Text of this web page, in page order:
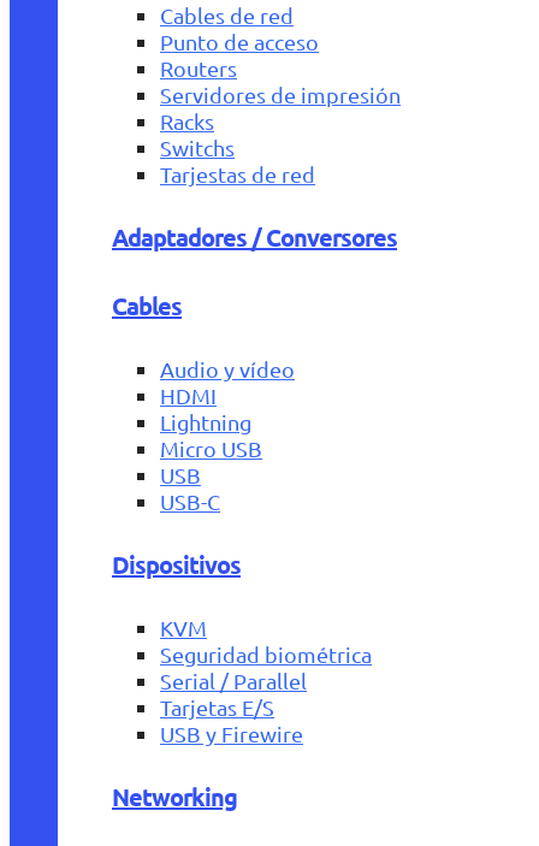
Cables de red
Punto de acceso
Routers
Servidores de impresión
Racks
Switchs
Tarjestas de red
Adaptadores / Conversores
Cables
Audio y vídeo
HDMI
Lightning
Micro USB
USB
USB-C
Dispositivos
KVM
Seguridad biométrica
Serial / Parallel
Tarjetas E/S
USB y Firewire
Networking